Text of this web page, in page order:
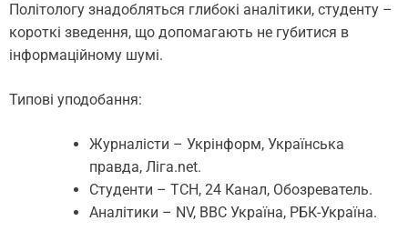
Політологу знадобляться глибокі аналітики, студенту –
короткі зведення, що допомагають не губитися в
інформаційному шумі.
Типові уподобання:
Журналісти – Укрінформ, Українська
правда, Ліга.net.
Студенти – ТСН, 24 Канал, Обозреватель.
Аналітики – NV, BBC Україна, РБК-Україна.